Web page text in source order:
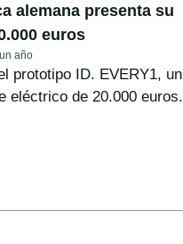
alemana presenta su
euros
año
prototipo ID. EVERY1, un
eléctrico de 20.000 euros.